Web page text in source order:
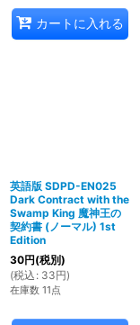
カートに入れる
英語版 SDPD-EN025
Dark Contract with the
Swamp King 魔神王の
契約書 (ノーマル) 1st
Edition
30円(税別)
(税込 : 33円)
在庫数 11点